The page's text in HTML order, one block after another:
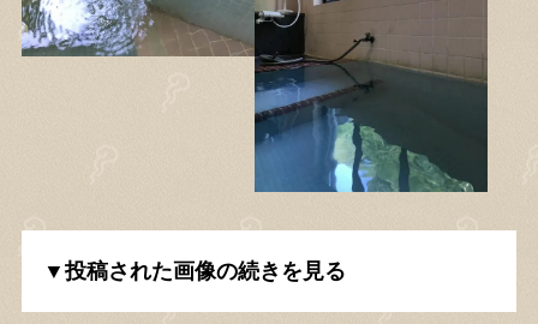
▼投稿された画像の続きを見る